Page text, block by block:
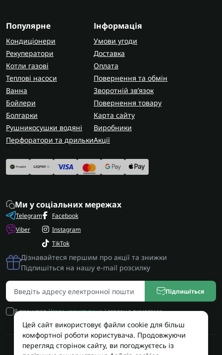
Популярне
Кондиціонери
Рекуператори
Котли газові
Теплові насоси
Ванна
Бойлери
Болгарки
Рушникосушки водяні
Перфоратори та дрильки
Інформація
Умови угоди
Доставка
Оплата
Повернення та обмін
Зворотній зв’язок
Повернення товару
Карта сайту
Виробники
Акції
Ми у соціальних мережах
Telegram
Viber
Facebook
Instagram
TikTok
Дізнавайтеся першим про акції та знижки
Підпишіться на нашу e-mail розсилку
Підпишіться
Я прочитав Угода користувача і згоден з вимогами
Цей сайт використовує файли cookie для більш
комфортної роботи користувача. Продовжуючи
перегляд сторінок сайту, ви погоджуєтесь із